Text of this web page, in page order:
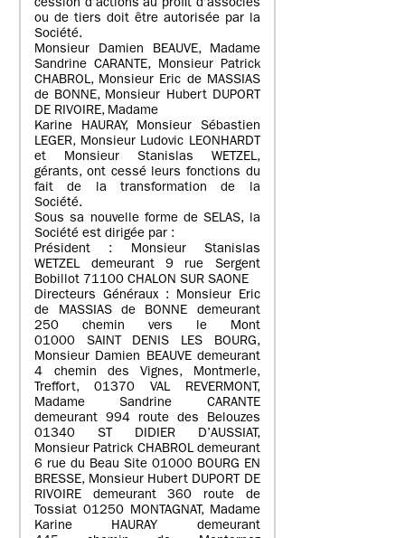
cession d’actions au profit d’associés
ou de tiers doit être autorisée par la
Société.
Monsieur Damien BEAUVE, Madame
Sandrine CARANTE, Monsieur Patrick
CHABROL, Monsieur Eric de MASSIAS
de BONNE, Monsieur Hubert DUPORT
DE RIVOIRE, Madame
Karine HAURAY, Monsieur Sébastien
LEGER, Monsieur Ludovic LEONHARDT
et Monsieur Stanislas WETZEL,
gérants, ont cessé leurs fonctions du
fait de la transformation de la
Société.
Sous sa nouvelle forme de SELAS, la
Société est dirigée par :
Président : Monsieur Stanislas
WETZEL demeurant 9 rue Sergent
Bobillot 71100 CHALON SUR SAONE
Directeurs Généraux : Monsieur Eric
de MASSIAS de BONNE demeurant
250 chemin vers le Mont
01000 SAINT DENIS LES BOURG,
Monsieur Damien BEAUVE demeurant
4 chemin des Vignes, Montmerle,
Treffort, 01370 VAL REVERMONT,
Madame Sandrine CARANTE
demeurant 994 route des Belouzes
01340 ST DIDIER D’AUSSIAT,
Monsieur Patrick CHABROL demeurant
6 rue du Beau Site 01000 BOURG EN
BRESSE, Monsieur Hubert DUPORT DE
RIVOIRE demeurant 360 route de
Tossiat 01250 MONTAGNAT, Madame
Karine HAURAY demeurant